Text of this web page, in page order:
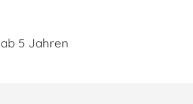
ab 5 Jahren